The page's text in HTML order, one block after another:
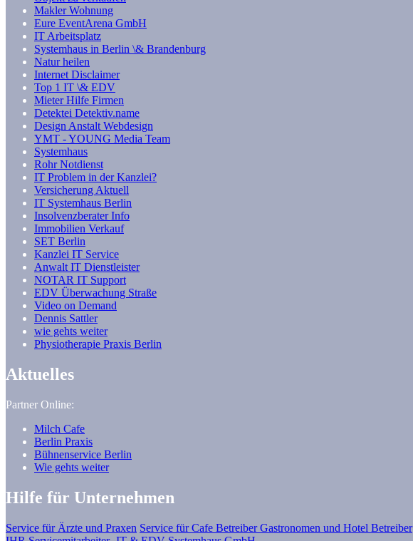
Makler Wohnung
Eure EventArena GmbH
IT Arbeitsplatz
Systemhaus in Berlin \& Brandenburg
Natur heilen
Internet Disclaimer
Top 1 IT \& EDV
Mieter Hilfe Firmen
Detektei Detektiv.name
Design Anstalt Webdesign
YMT - YOUNG Media Team
Systemhaus
Rohr Notdienst
IT Problem in der Kanzlei?
Versicherung Aktuell
IT Systemhaus Berlin
Insolvenzberater Info
Immobilien Verkauf
SET Berlin
Kanzlei IT Service
Anwalt IT Dienstleister
NOTAR IT Support
EDV Überwachung Straße
Video on Demand
Dennis Sattler
wie gehts weiter
Physiotherapie Praxis Berlin
Aktuelles
Partner Online:
Milch Cafe
Berlin Praxis
Bühnenservice Berlin
Wie gehts weiter
Hilfe für Unternehmen
Service für Ärzte und Praxen Service für Cafe Betreiber Gastronomen und Hotel Betreiber